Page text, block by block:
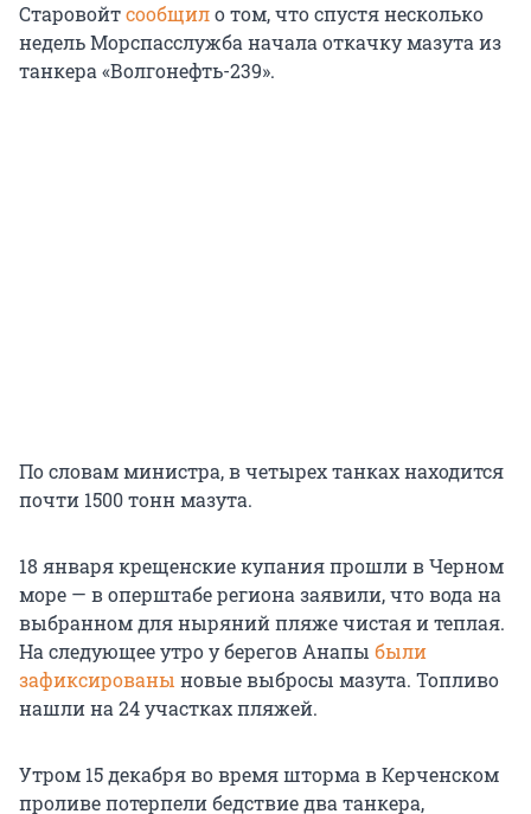
Старовойтсообщило том, что спустя несколько
недель Морспасслужба начала откачку мазута из
танкера «Волгонефть-239».
По словам министра, в четырех танках находится
почти 1500 тонн мазута.
18 января крещенские купания прошли в Черном
море — в оперштабе региона заявили, что вода на
выбранном для ныряний пляже чистая и теплая.
На следующее утро у берегов Анапы были
зафиксированы новые выбросы мазута. Топливо
нашли на 24 участках пляжей.
Утром 15 декабря во время шторма в Керченском
проливе потерпели бедствие два танкера,